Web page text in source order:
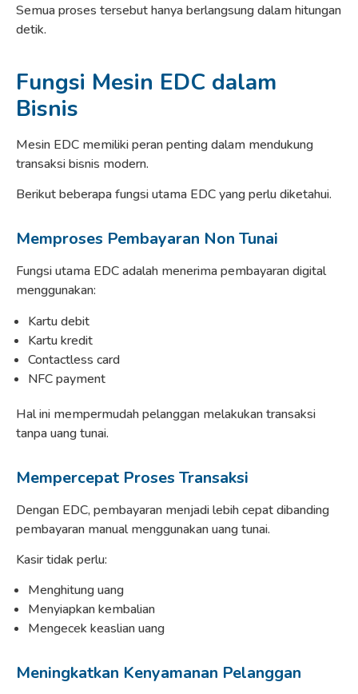
Semua proses tersebut hanya berlangsung dalam hitungan
detik.
Fungsi Mesin EDC dalam
Bisnis
Mesin EDC memiliki peran penting dalam mendukung
transaksi bisnis modern.
Berikut beberapa fungsi utama EDC yang perlu diketahui.
Memproses Pembayaran Non Tunai
Fungsi utama EDC adalah menerima pembayaran digital
menggunakan:
Kartu debit
Kartu kredit
Contactless card
NFC payment
Hal ini mempermudah pelanggan melakukan transaksi
tanpa uang tunai.
Mempercepat Proses Transaksi
Dengan EDC, pembayaran menjadi lebih cepat dibanding
pembayaran manual menggunakan uang tunai.
Kasir tidak perlu:
Menghitung uang
Menyiapkan kembalian
Mengecek keaslian uang
Meningkatkan Kenyamanan Pelanggan